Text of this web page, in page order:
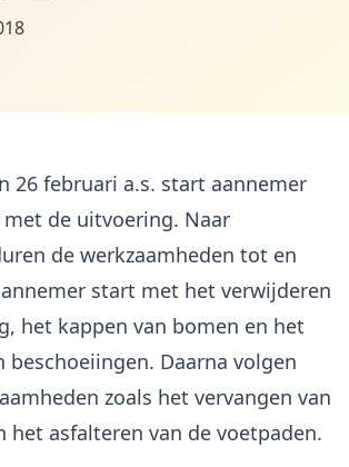
26 februari a.s. start aannemer
de uitvoering. Naar
de werkzaamheden tot en
start met het verwijderen
het kappen van bomen en het
beschoeiingen. Daarna volgen
zoals het vervangen van
het asfalteren van de voetpaden.